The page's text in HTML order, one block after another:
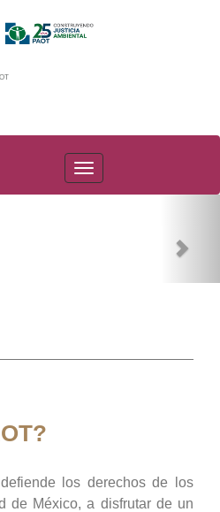
PAOT
los derechos de los
de México, a disfrutar de un